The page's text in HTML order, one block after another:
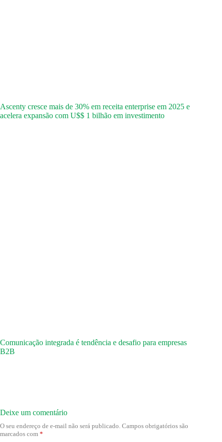
Ascenty cresce mais de 30% em receita enterprise em 2025 e
acelera expansão com U$$ 1 bilhão em investimento
Comunicação integrada é tendência e desafio para empresas
B2B
Deixe um comentário
O seu endereço de e-mail não será publicado. Campos obrigatórios são
marcados com *